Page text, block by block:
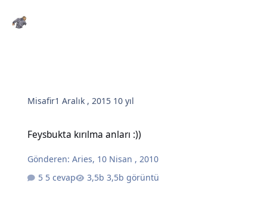
Misafir1 Aralık , 2015 10 yıl
Feysbukta kırılma anları :))
Gönderen:Aries, 10 Nisan , 2010
5 cevap
3,5b görüntü